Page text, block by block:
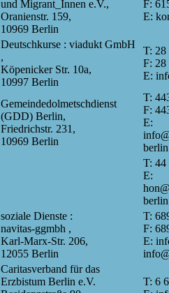
und Migrant_Innen e.V.,
Oranienstr. 159,
10969 Berlin
F:
E:
Deutschkurse : viadukt GmbH
,
Köpenicker Str. 10a,
10997 Berlin
T: 28
F: 28
E:
Gemeindedolmetschdienst
(GDD) Berlin,
Friedrichstr. 231,
10969 Berlin
T:
F:
E:
T: 44
E:
soziale Dienste :
navitas-ggmbh ,
Karl-Marx-Str. 206,
12055 Berlin
T:
F:
E:
Caritasverband für das
Erzbistum Berlin e.V.
T: 6